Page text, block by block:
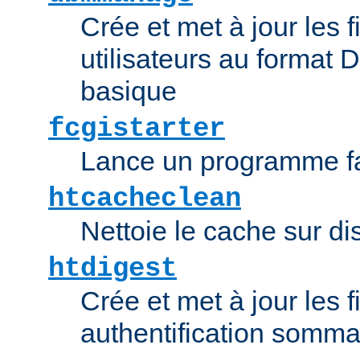
Crée et met à jour les
utilisateurs au format
basique
fcgistarter
Lance un programme
htcacheclean
Nettoie le cache sur
htdigest
Crée et met à jour les
authentification